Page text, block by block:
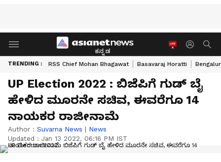
ಕನ್ನಡ
TRENDING : RSS Chief Mohan Bhagawat Basavaraj Horatti
UP Election 2022 : ಬಿಜೆಪಿಗೆ ಗುಡ್ ಬೈ
ಹೇಳಿದ ಮೂರನೇ ಸಚಿವ, ಈವರೆಗೂ 14
ನಾಯಕರ ರಾಜೀನಾಮೆ
Author : Suvarna News | News
Updated : Jan 13 2022, 06:16 PM IST